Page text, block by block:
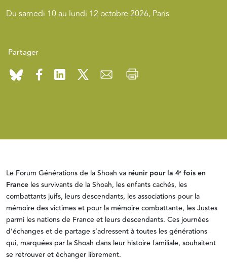
Du samedi 10 au lundi 12 octobre 2026, Paris
Partager
Le Forum Générations de la Shoah va réunir pour la 4ᵉ fois en
France les survivants de la Shoah, les enfants cachés, les
combattants juifs, leurs descendants, les associations pour la
mémoire des victimes et pour la mémoire combattante, les Justes
parmi les nations de France et leurs descendants. Ces journées
d’échanges et de partage s’adressent à toutes les générations
qui, marquées par la Shoah dans leur histoire familiale, souhaitent
se retrouver et échanger librement.